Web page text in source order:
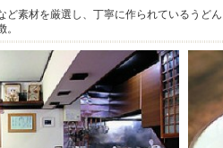
ど素材を厳選し、丁寧に作られているうど